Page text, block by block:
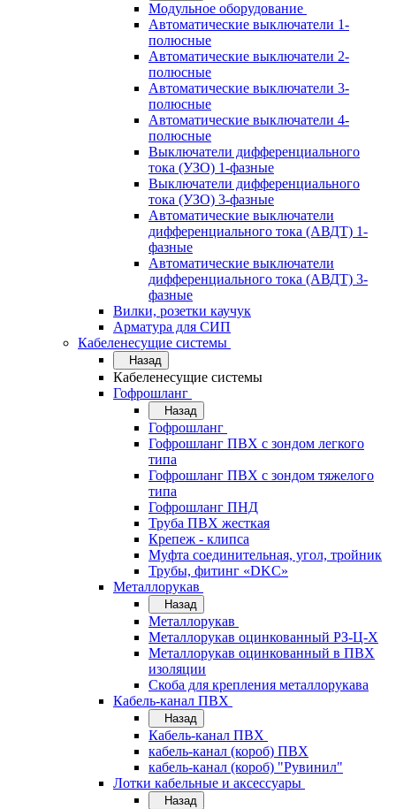
Модульное оборудование
Автоматические выключатели 1-
полюсные
Автоматические выключатели 2-
полюсные
Автоматические выключатели 3-
полюсные
Автоматические выключатели 4-
полюсные
Выключатели дифференциального
тока (УЗО) 1-фазные
Выключатели дифференциального
тока (УЗО) 3-фазные
Автоматические выключатели
дифференциального тока (АВДТ) 1-
фазные
Автоматические выключатели
дифференциального тока (АВДТ) 3-
фазные
Вилки, розетки каучук
Арматура для СИП
Кабеленесущие системы
Назад
Кабеленесущие системы
Гофрошланг
Назад
Гофрошланг
Гофрошланг ПВХ с зондом легкого
типа
Гофрошланг ПВХ с зондом тяжелого
типа
Гофрошланг ПНД
Труба ПВХ жесткая
Крепеж - клипса
Муфта соединительная, угол, тройник
Трубы, фитинг «DKC»
Металлорукав
Назад
Металлорукав
Металлорукав оцинкованный РЗ-Ц-Х
Металлорукав оцинкованный в ПВХ
изоляции
Скоба для крепления металлорукава
Кабель-канал ПВХ
Назад
Кабель-канал ПВХ
кабель-канал (короб) ПВХ
кабель-канал (короб) "Рувинил"
Лотки кабельные и аксессуары
Назад